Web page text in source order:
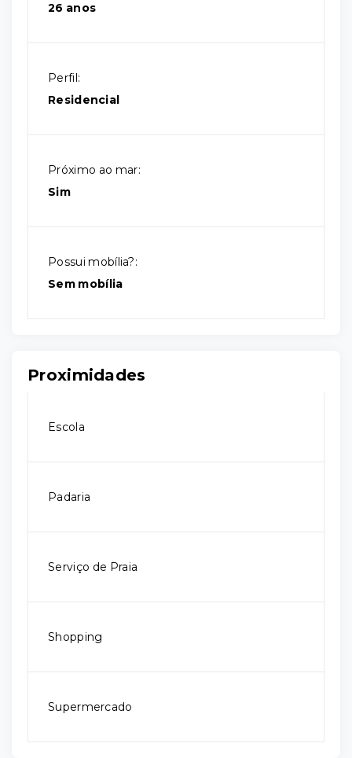
26 anos
Perfil:
Residencial
Próximo ao mar:
Sim
Possui mobília?:
Sem mobília
Proximidades
Escola
Padaria
Serviço de Praia
Shopping
Supermercado